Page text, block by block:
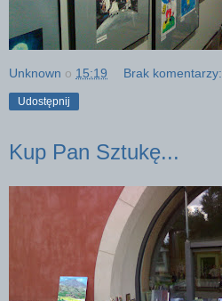
Unknown o 15:19 Brak komentarzy:
Udostępnij
Kup Pan Sztukę...